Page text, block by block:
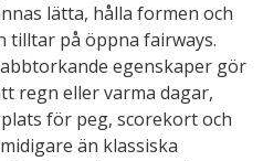
lätta, hålla formen och
tilltar på öppna fairways.
egenskaper gör
regn eller varma dagar,
för peg, scorekort och
än klassiska